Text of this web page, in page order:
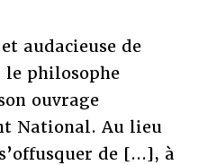
audacieuse de
philosophe
ouvrage
National. Au lieu
de [...], à